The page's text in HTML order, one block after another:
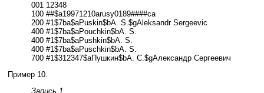
001 12348
100 ##$a19971210arusy0189####ca
200 #1$7ba$aPuskin$bA. S.$gAleksandr Sergeevic
400 #1$7ba$aPouchkin$bA. S.
400 #1$7ba$aPushkin$bA. S.
400 #1$7ba$aPuschkin$bA. S.
700 #1$312347$aПушкин$bА. С.$gАлександр Сергеевич
Пример 10.
Запись 1